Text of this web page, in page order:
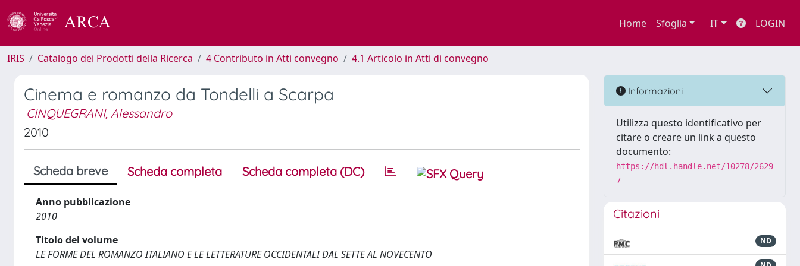
Home Sfoglia IT LOGIN
IRIS Catalogo dei Prodotti della Ricerca 4 Contributo in Atti convegno 4.1 Articolo in Atti di convegno
Cinema e romanzo da Tondelli a Scarpa
CINQUEGRANI, Alessandro
2010
Scheda breve Scheda completa Scheda completa (DC)
Anno pubblicazione
2010
Titolo del volume
LE FORME DEL ROMANZO ITALIANO E LE LETTERATURE OCCIDENTALI DAL SETTE AL NOVECENTO
Informazioni
Utilizza questo identificativo per
citare o creare un link a questo
documento:
https://hdl.handle.net/10278/2629
7
Citazioni
ND